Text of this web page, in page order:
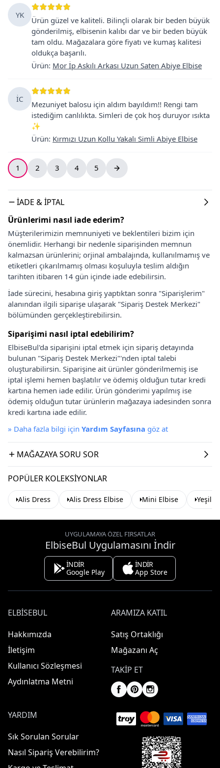
YK
Ürün güzel ve kaliteli. Bilinçli olarak bir beden büyük
gönderilmiş, elbisenin kalıbı dar ve bir beden büyük
tam oldu. Mağazalara göre fiyatı ve kumaş kalitesi
oldukça başarılı.
Ürün: Mor İp Askılı Arkası Uzun Saten Abiye Elbise
İC
Mezuniyet balosu için aldım bayıldım!! Rengi tam
istediğim canlılıkta. Simleri de çok hoş duruyor ısıkta
✨
Ürün: Kırmızı Uzun Kollu Yakalı Simli Abiye Elbise
1 2 3 4 5
İADE & İPTAL
Ürünlerimi nasıl iade ederim?
Müşterilerimizin memnuniyeti ve beklentileri bizim için
önemlidir. Herhangi bir nedenle siparişinden memnun
kalmazsan ürünlerini; orjinal ambalajında, kullanılmamış ve
etiketleri çıkarılmamış olması koşuluyla teslim aldığın
tarihten itibaren 14 gün içinde iade edebilirsin.
İade sürecini, hesabına giriş yaptıktan sonra "Siparişlerim"
alanından ilgili siparişe ulaşarak "Sipariş Destek Merkezi"
bölümünden gerçekleştirebilirsin.
Siparişimi nasıl iptal edebilirim?
ElbiseBul'da siparişini iptal etmek için sipariş detayında
bulunan "Sipariş Destek Merkezi"'nden iptal talebi
oluşturabilirsin. Siparişine ait ürünler gönderilmemiş ise
iptal işlemi hemen başlatılır ve ödemiş olduğun tutar kredi
kartına hemen iade edilir. Ürün gönderimi yapılmış ise
ödemiş olduğun tutar ürünlerin mağazaya iadesinden sonra
kredi kartına iade edilir.
» Daha fazla bilgi için Yardım Sayfasına göz at
MAĞAZAYA SORU SOR
POPÜLER KOLEKSIYONLAR
Alis Dress Alis Dress Elbise Mini Elbise Yeşil
UYGULAMAYA ÖZEL FIRSATLAR
ElbiseBul Uygulamasını İndir
İNDİR
Google Play
İNDİR
App Store
ELBISEBUL
Hakkımızda
İletişim
Kullanıcı Sözleşmesi
Aydınlatma Metni
ARAMIZA KATIL
Satış Ortaklığı
Mağazanı Aç
TAKIP ET
YARDIM
Sık Sorulan Sorular
Nasıl Sipariş Verebilirim?